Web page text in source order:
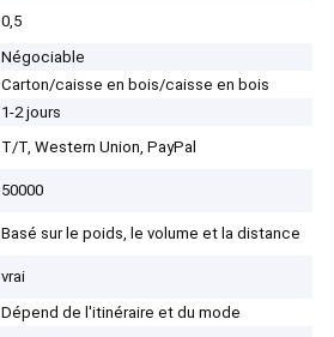
0,5
Négociable
Carton/caisse en bois/caisse en bois
1-2 jours
T/T, Western Union, PayPal
50000
Basé sur le poids, le volume et la distance
vrai
Dépend de l'itinéraire et du mode